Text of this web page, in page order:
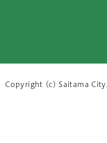
Copyright (c) Saitama